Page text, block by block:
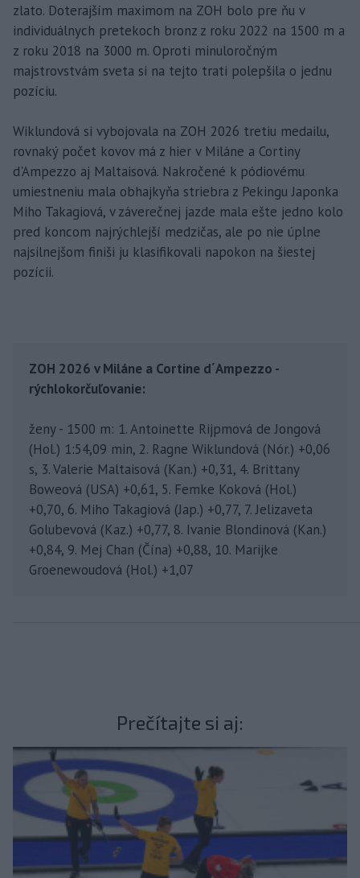
zlato. Doterajším maximom na ZOH bolo pre ňu v
individuálnych pretekoch bronz z roku 2022 na 1500 m a
z roku 2018 na 3000 m. Oproti minuloročným
majstrovstvám sveta si na tejto trati polepšila o jednu
pozíciu.
Wiklundová si vybojovala na ZOH 2026 tretiu medailu,
rovnaký počet kovov má z hier v Miláne a Cortiny
d'Ampezzo aj Maltaisová. Nakročené k pódiovému
umiestneniu mala obhajkyňa striebra z Pekingu Japonka
Miho Takagiová, v záverečnej jazde mala ešte jedno kolo
pred koncom najrýchlejší medzičas, ale po nie úplne
najsilnejšom finiši ju klasifikovali napokon na šiestej
pozícii.
ZOH 2026 v Miláne a Cortine d´Ampezzo -
rýchlokorčuľovanie:
ženy - 1500 m: 1. Antoinette Rijpmová de Jongová
(Hol.) 1:54,09 min, 2. Ragne Wiklundová (Nór.) +0,06
s, 3. Valerie Maltaisová (Kan.) +0,31, 4. Brittany
Boweová (USA) +0,61, 5. Femke Koková (Hol.)
+0,70, 6. Miho Takagiová (Jap.) +0,77, 7. Jelizaveta
Golubevová (Kaz.) +0,77, 8. Ivanie Blondinová (Kan.)
+0,84, 9. Mej Chan (Čína) +0,88, 10. Marijke
Groenewoudová (Hol.) +1,07
Prečítajte si aj: